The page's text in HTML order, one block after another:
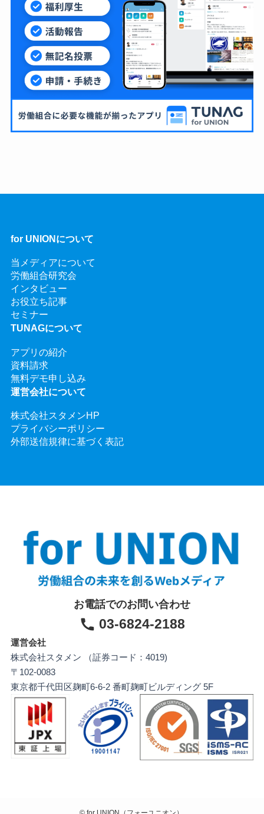
for UNIONについて
当メディアについて
労働組合研究会
インタビュー
お役立ち記事
セミナー
TUNAGについて
アプリの紹介
資料請求
無料デモ申し込み
運営会社について
株式会社スタメンHP
プライバシーポリシー
外部送信規律に基づく表記
お電話でのお問い合わせ
03-6824-2188
運営会社
株式会社スタメン （証券コード：4019)
〒102-0083
東京都千代田区麹町6-6-2 番町麹町ビルディング 5F